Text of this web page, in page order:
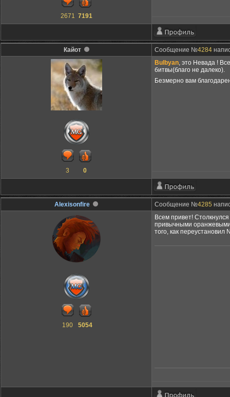
2671 7191
Кайот Сообщение №4284
3 0
Bulbyan, это Невада !
битвы(благо не далеко).
Безмерно вам
Alexisonfire Сообщение №4285
190 5054
Всем привет!
привычными оранжевыми.
того, как